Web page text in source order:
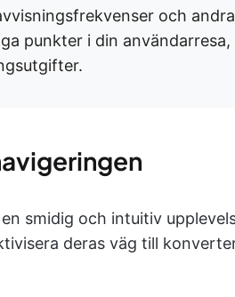
och
punkter i din
smidig och intuitiv
deras väg till